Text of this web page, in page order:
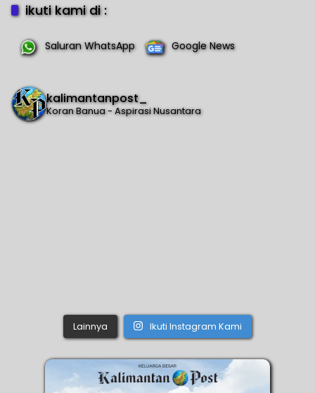
ikuti kami di :
Saluran WhatsApp Google News
kalimantanpost_
Koran Banua - Aspirasi Nusantara
Lainnya Ikuti Instagram Kami